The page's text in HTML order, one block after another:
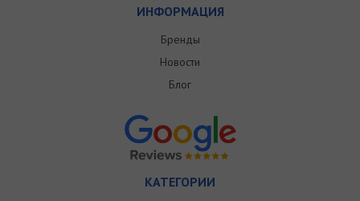
ИНФОРМАЦИЯ
Бренды
Новости
Блог
КАТЕГОРИИ